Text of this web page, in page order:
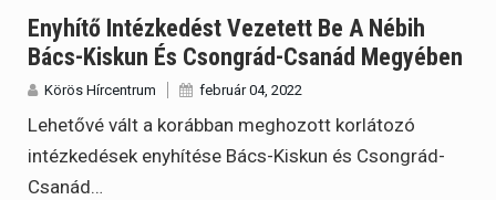
Enyhítő Intézkedést Vezetett Be A Nébih
Bács-Kiskun És Csongrád-Csanád Megyében
Körös Hírcentrum február 04, 2022
Lehetővé vált a korábban meghozott korlátozó
intézkedések enyhítése Bács-Kiskun és Csongrád-
Csanád…